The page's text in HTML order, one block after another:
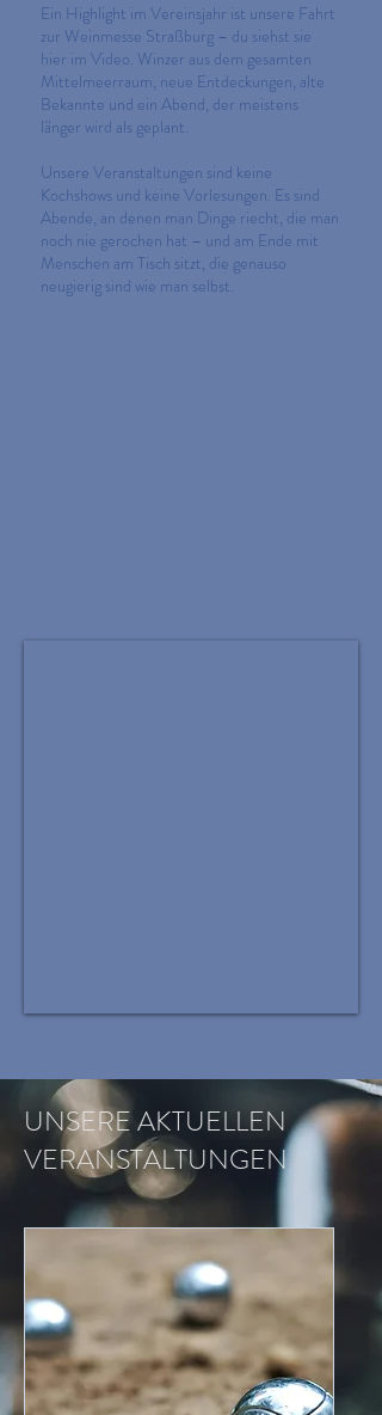
Ein Highlight im Vereinsjahr ist unsere Fahrt
zur Weinmesse Straßburg – du siehst sie
hier im Video. Winzer aus dem gesamten
Mittelmeerraum, neue Entdeckungen, alte
Bekannte und ein Abend, der meistens
länger wird als geplant.
Unsere Veranstaltungen sind keine
Kochshows und keine Vorlesungen. Es sind
Abende, an denen man Dinge riecht, die man
noch nie gerochen hat – und am Ende mit
Menschen am Tisch sitzt, die genauso
neugierig sind wie man selbst.
UNSERE AKTUELLEN
VERANSTALTUNGEN